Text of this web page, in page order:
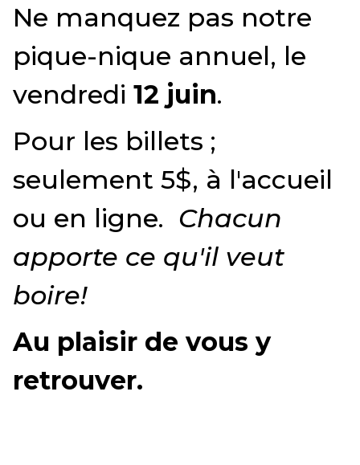
Ne manquez pas notre
pique-nique annuel, le
vendredi 12 juin.
Pour les billets ;
seulement 5$, à l'accueil
ou en ligne. Chacun
apporte ce qu'il veut
boire!
Au plaisir de vous y
retrouver.